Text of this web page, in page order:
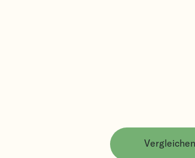
Vergleichen